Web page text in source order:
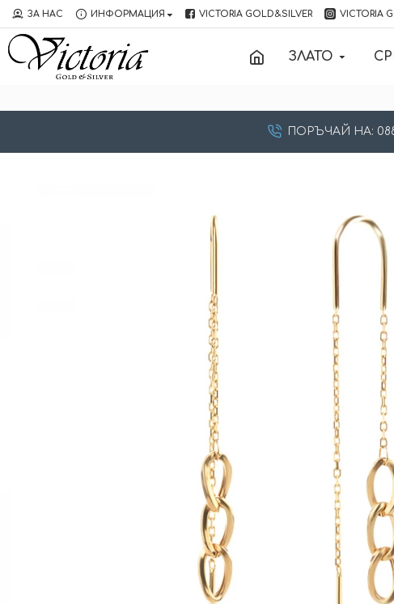
ЗА НАС ИНФОРМАЦИЯ VICTORIA GOLD&SILVER VICTORIA
ЗЛАТО
ПОРЪЧАЙ НА: